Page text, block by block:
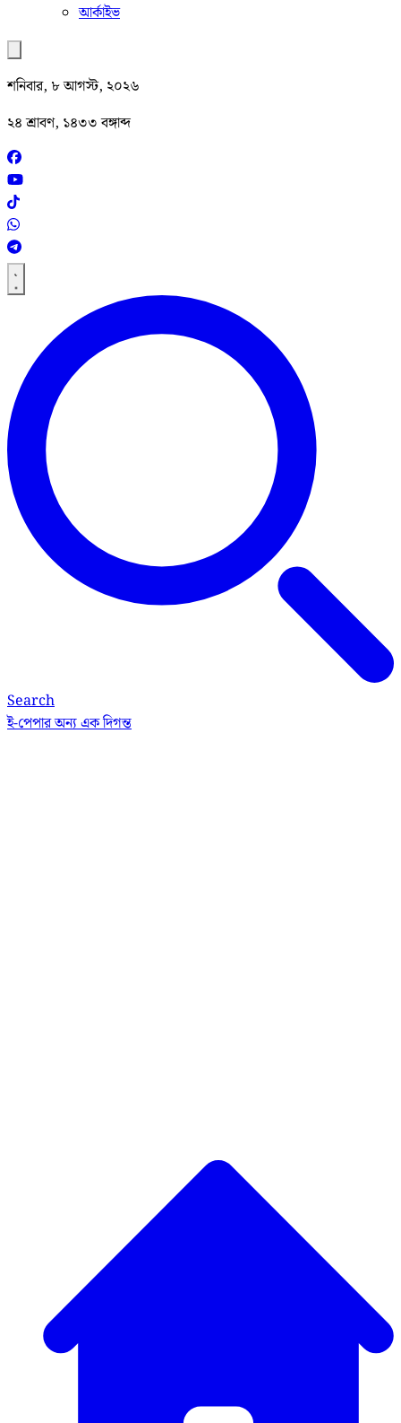
আর্কাইভ
শনিবার, ৮ আগস্ট, ২০২৬
২৪ শ্রাবণ, ১৪৩৩ বঙ্গাব্দ
Search
ই-পেপারঅন্য এক দিগন্ত